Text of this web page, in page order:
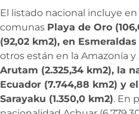
El listado nacional incluye en
comunas Playa de Oro
(92,02 km2), en
otros están en la Amazonía y
Arutam (2.325,34 km2), la
Ecuador (7.744,88 km2) y
Sarayaku (1.350,0 km2). En